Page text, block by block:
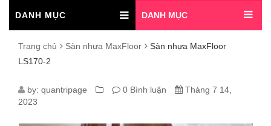
DANH MỤC DANH MỤC
Trang chủ Sàn nhựa MaxFloor
Sàn nhựa MaxFloor
LS170-2
SÀN
by: quantripage 0 Bình luận
Tháng 7 14,
2023